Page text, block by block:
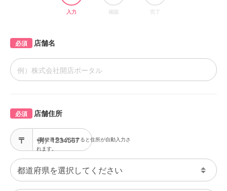
入力 確認 完了
店舗名
必須
店舗住所
必須
※郵便番号を入力すると住所が自動入力さ
れます。